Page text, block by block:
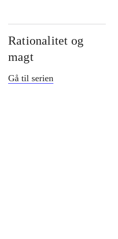
Rationalitet og
magt
Gå til serien